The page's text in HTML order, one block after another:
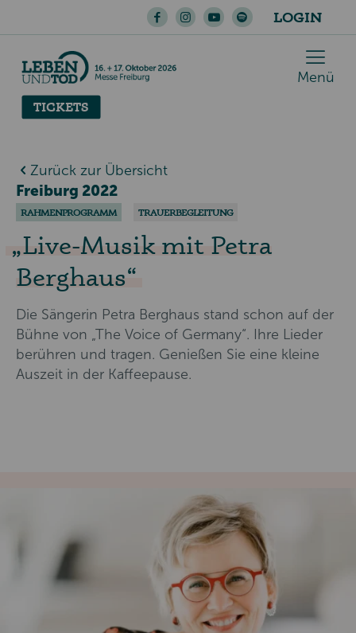
LOGIN
TICKETS
Menü
Zurück zur Übersicht
Freiburg 2022
RAHMENPROGRAMM TRAUERBEGLEITUNG
Live-Musik mit Petra
Berghaus
Die Sängerin Petra Berghaus stand schon auf der
Bühne von „The Voice of Germany“. Ihre Lieder
berühren und tragen. Genießen Sie eine kleine
Auszeit in der Kaffeepause.